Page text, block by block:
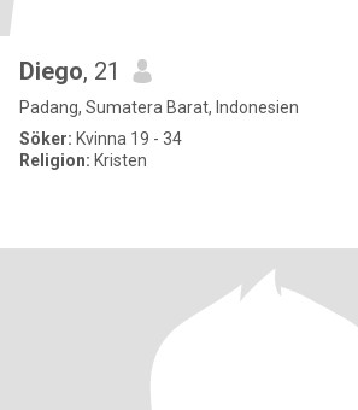
Diego, 21
Padang, Sumatera Barat, Indonesien
Söker: Kvinna 19 - 34
Religion: Kristen